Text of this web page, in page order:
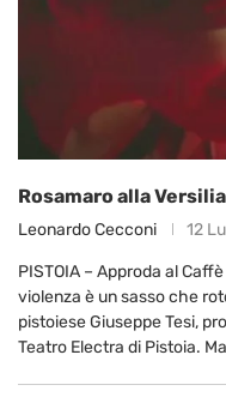
Rosamaro alla
Leonardo Cecconi 12
PISTOIA – Approda al
violenza è un sasso che
pistoiese Giuseppe Tesi,
Teatro Electra di Pistoia.